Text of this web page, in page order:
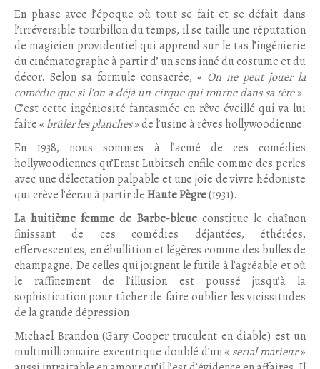
En phase avec l’époque où tout se fait et se défait dans
l’irréversible tourbillon du temps, il se taille une réputation
de magicien providentiel qui apprend sur le tas l’ingénierie
du cinématographe à partir d’ un sens inné du costume et du
décor. Selon sa formule consacrée, « On ne peut jouer la
comédie que si l’on a déjà un cirque qui tourne dans sa tête».
C’est cette ingéniosité fantasmée en rêve éveillé qui va lui
faire « brûler les planches» de l’usine à rêves hollywoodienne.
En 1938, nous sommes à l’acmé de ces comédies
hollywoodiennes qu’Ernst Lubitsch enfile comme des perles
avec une délectation palpable et une joie de vivre hédoniste
qui crève l’écran à partir deHaute Pègre(1931).
La huitième femme de Barbe-bleueconstitue le chaînon
finissant de ces comédies déjantées, éthérées,
effervescentes, en ébullition et légères comme des bulles de
champagne. De celles qui joignent le futile à l’agréable et où
le raffinement de l’illusion est poussé jusqu’à la
sophistication pour tâcher de faire oublier les vicissitudes
de la grande dépression.
Michael Brandon (Gary Cooper truculent en diable) est un
multimillionnaire excentrique doublé d’un « serial marieur»